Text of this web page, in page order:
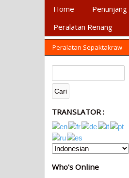
Primary Menu
Home
Peralatan Renang
AGEN
Menyediakan
Secondary Menu
Peralatan Sepaktakraw
TRANSLATOR :
Who's Online